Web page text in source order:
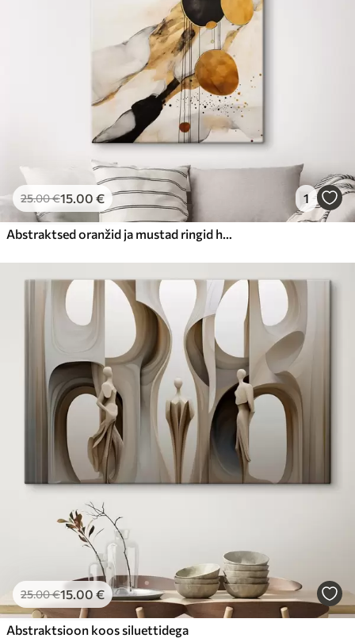
25.00€15.00 € 1
Abstraktsed oranžid ja mustad ringid heledal taustal
25.00€15.00 €
Abstraktsioon koos siluettidega